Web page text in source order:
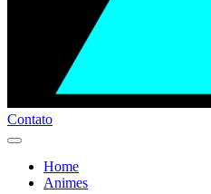
Contato
Home
Animes